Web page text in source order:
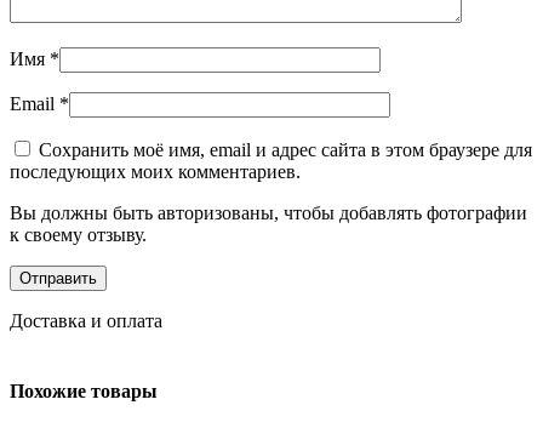
Имя *
Email *
Сохранить моё имя, email и адрес сайта в этом браузере для
последующих моих комментариев.
Вы должны быть авторизованы, чтобы добавлять фотографии
к своему отзыву.
Доставка и оплата
Похожие товары